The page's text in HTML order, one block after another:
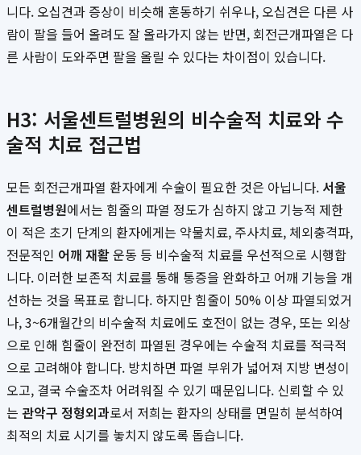
니다. 오십견과 증상이 비슷해 혼동하기 쉬우나, 오십견은 다른 사
람이 팔을 들어 올려도 잘 올라가지 않는 반면, 회전근개파열은 다
른 사람이 도와주면 팔을 올릴 수 있다는 차이점이 있습니다.
H3: 서울센트럴병원의 비수술적 치료와 수
술적 치료 접근법
모든 회전근개파열 환자에게 수술이 필요한 것은 아닙니다. 서울
센트럴병원에서는 힘줄의 파열 정도가 심하지 않고 기능적 제한
이 적은 초기 단계의 환자에게는 약물치료, 주사치료, 체외충격파,
전문적인 어깨 재활운동 등 비수술적 치료를 우선적으로 시행합
니다. 이러한 보존적 치료를 통해 통증을 완화하고 어깨 기능을 개
선하는 것을 목표로 합니다. 하지만 힘줄이 50% 이상 파열되었거
나, 3~6개월간의 비수술적 치료에도 호전이 없는 경우, 또는 외상
으로 인해 힘줄이 완전히 파열된 경우에는 수술적 치료를 적극적
으로 고려해야 합니다. 방치하면 파열 부위가 넓어져 지방 변성이
오고, 결국 수술조차 어려워질 수 있기 때문입니다. 신뢰할 수 있
는 관악구 정형외과로서 저희는 환자의 상태를 면밀히 분석하여
최적의 치료 시기를 놓치지 않도록 돕습니다.